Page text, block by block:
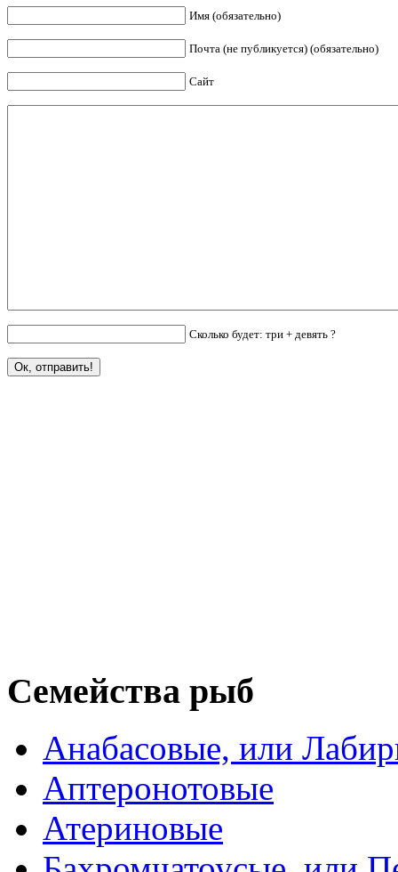
Имя (обязательно)
Почта (не публикуется) (обязательно)
Сайт
Сколько будет: три + девять ?
Семейства рыб
Анабасовые, или
Аптеронотовые
Атериновые